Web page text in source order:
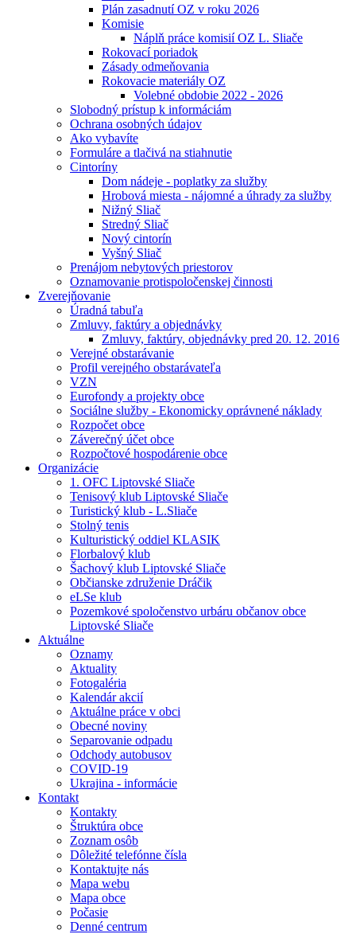
Plán zasadnutí OZ v roku 2026
Komisie
Náplň práce komisií OZ L. Sliače
Rokovací poriadok
Zásady odmeňovania
Rokovacie materiály OZ
Volebné obdobie 2022 - 2026
Slobodný prístup k informáciám
Ochrana osobných údajov
Ako vybavíte
Formuláre a tlačivá na stiahnutie
Cintoríny
Dom nádeje - poplatky za služby
Hrobová miesta - nájomné a úhrady za služby
Nižný Sliač
Stredný Sliač
Nový cintorín
Vyšný Sliač
Prenájom nebytových priestorov
Oznamovanie protispoločenskej činnosti
Zverejňovanie
Úradná tabuľa
Zmluvy, faktúry a objednávky
Zmluvy, faktúry, objednávky pred 20. 12. 2016
Verejné obstarávanie
Profil verejného obstarávateľa
VZN
Eurofondy a projekty obce
Sociálne služby - Ekonomicky oprávnené náklady
Rozpočet obce
Záverečný účet obce
Rozpočtové hospodárenie obce
Organizácie
1. OFC Liptovské Sliače
Tenisový klub Liptovské Sliače
Turistický klub - L.Sliače
Stolný tenis
Kulturistický oddiel KLASIK
Florbalový klub
Šachový klub Liptovské Sliače
Občianske združenie Dráčik
eLSe klub
Pozemkové spoločenstvo urbáru občanov obce
Liptovské Sliače
Aktuálne
Oznamy
Aktuality
Fotogaléria
Kalendár akcií
Aktuálne práce v obci
Obecné noviny
Separovanie odpadu
Odchody autobusov
COVID-19
Ukrajina - informácie
Kontakt
Kontakty
Štruktúra obce
Zoznam osôb
Dôležité telefónne čísla
Kontaktujte nás
Mapa webu
Mapa obce
Počasie
Denné centrum